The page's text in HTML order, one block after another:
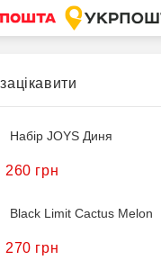
Набір JOYS Диня
260 грн
Black Limit Cactus Melon
270 грн